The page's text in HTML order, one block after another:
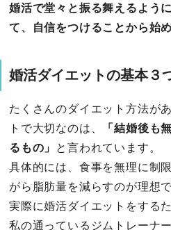
婚活で堂々と振る舞えるよう
て、自信をつけることから始
婚活ダイエットの基本３
たくさんのダイエット方法が
トで大切なのは、
「結婚後も
るもの」 と言われています。
具体的には、食事を無理に制
がら脂肪量を減らすのが理想で
実際に婚活ダイエットをする
私の通っているジムトレーナ